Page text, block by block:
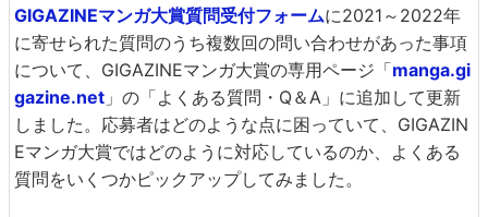
GIGAZINEマンガ大賞質問受付フォームに2021～2022年
に寄せられた質問のうち複数回の問い合わせがあった事項
について、GIGAZINEマンガ大賞の専用ページ「manga.gi
gazine.net 」の「よくある質問・Q＆A」に追加して更新
しました。応募者はどのような点に困っていて、GIGAZIN
Eマンガ大賞ではどのように対応しているのか、よくある
質問をいくつかピックアップしてみました。